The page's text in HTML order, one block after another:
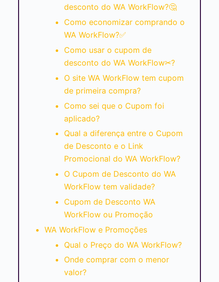
desconto do WA WorkFlow?🤔
Como economizar comprando o
WA WorkFlow?✅
Como usar o cupom de
desconto do WA WorkFlow✂?
O site WA WorkFlow tem cupom
de primeira compra?
Como sei que o Cupom foi
aplicado?
Qual a diferença entre o Cupom
de Desconto e o Link
Promocional do WA WorkFlow?
O Cupom de Desconto do WA
WorkFlow tem validade?
Cupom de Desconto WA
WorkFlow ou Promoção
WA WorkFlow e Promoções
Qual o Preço do WA WorkFlow?
Onde comprar com o menor
valor?